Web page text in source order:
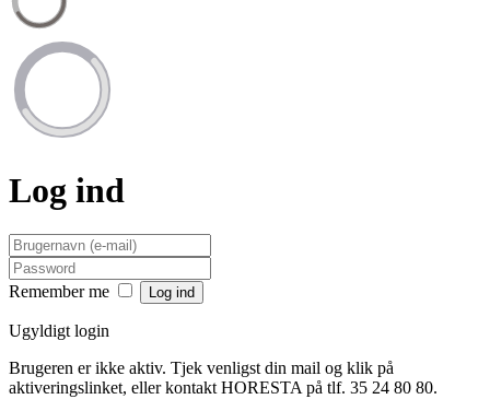
Log ind
Remember me
Ugyldigt login
Brugeren er ikke aktiv. Tjek venligst din mail og klik på
aktiveringslinket, eller kontakt HORESTA på tlf. 35 24 80 80.